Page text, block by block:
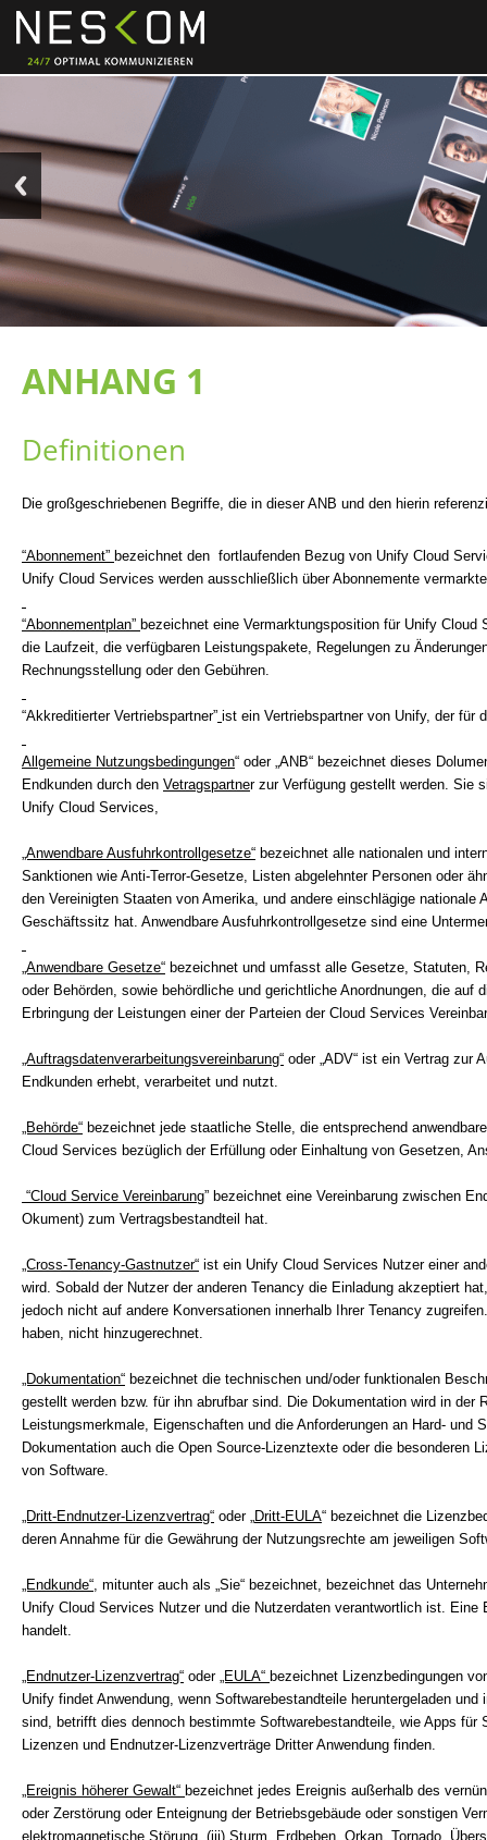
ANHANG 1
Definitionen
Die großgeschriebenen Begriffe, die in dieser ANB und den hierin
“Abonnement” bezeichnet den fortlaufenden Bezug von Unify Cloud
Unify Cloud Services werden ausschließlich über Abonnemente
“Abonnementplan” bezeichnet eine Vermarktungsposition für Unify
die Laufzeit, die verfügbaren Leistungspakete, Regelungen zu
Rechnungsstellung oder den Gebühren.
“Akkreditierter Vertriebspartner” ist ein Vertriebspartner von Unify, der für
Allgemeine Nutzungsbedingungen“ oder „ANB“ bezeichnet dieses
Endkunden durch den Vetragspartner zur Verfügung gestellt werden. Sie
Unify Cloud Services,
„Anwendbare Ausfuhrkontrollgesetze“ bezeichnet alle nationalen und
Sanktionen wie Anti-Terror-Gesetze, Listen abgelehnter Personen oder
den Vereinigten Staaten von Amerika, und andere einschlägige
Geschäftssitz hat. Anwendbare Ausfuhrkontrollgesetze sind eine
„Anwendbare Gesetze“ bezeichnet und umfasst alle Gesetze, Statuten,
oder Behörden, sowie behördliche und gerichtliche Anordnungen, die
Erbringung der Leistungen einer der Parteien der Cloud Services
„Auftragsdatenverarbeitungsvereinbarung“ oder „ADV“ ist ein Vertrag zur
Endkunden erhebt, verarbeitet und nutzt.
„Behörde“ bezeichnet jede staatliche Stelle, die entsprechend
Cloud Services bezüglich der Erfüllung oder Einhaltung von Gesetzen,
“Cloud Service Vereinbarung” bezeichnet eine Vereinbarung zwischen
Okument) zum Vertragsbestandteil hat.
„Cross-Tenancy-Gastnutzer“ ist ein Unify Cloud Services Nutzer einer
wird. Sobald der Nutzer der anderen Tenancy die Einladung akzeptiert
jedoch nicht auf andere Konversationen innerhalb Ihrer Tenancy
haben, nicht hinzugerechnet.
„Dokumentation“ bezeichnet die technischen und/oder funktionalen
gestellt werden bzw. für ihn abrufbar sind. Die Dokumentation wird in
Leistungsmerkmale, Eigenschaften und die Anforderungen an Hard-
Dokumentation auch die Open Source-Lizenztexte oder die besonderen
von Software.
„Dritt-Endnutzer-Lizenzvertrag“ oder „ Dritt-EULA“ bezeichnet die
deren Annahme für die Gewährung der Nutzungsrechte am jeweiligen
„Endkunde“, mitunter auch als „Sie“ bezeichnet, bezeichnet das
Unify Cloud Services Nutzer und die Nutzerdaten verantwortlich ist.
handelt.
„Endnutzer-Lizenzvertrag“ oder „EULA“ bezeichnet Lizenzbedingungen
Unify findet Anwendung, wenn Softwarebestandteile heruntergeladen
sind, betrifft dies dennoch bestimmte Softwarebestandteile, wie Apps
Lizenzen und Endnutzer-Lizenzverträge Dritter Anwendung finden.
„Ereignis höherer Gewalt“ bezeichnet jedes Ereignis außerhalb des
oder Zerstörung oder Enteignung der Betriebsgebäude oder sonstigen
elektromagnetische Störung, (iii) Sturm, Erdbeben, Orkan, Tornado,